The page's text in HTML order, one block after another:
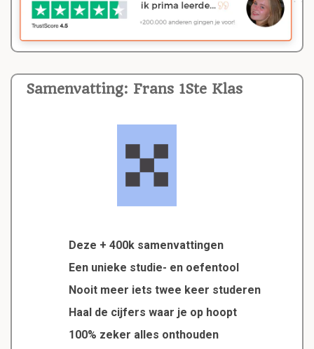
Samenvatting: Frans 1Ste Klas
Deze + 400k samenvattingen
Een unieke studie- en oefentool
Nooit meer iets twee keer studeren
Haal de cijfers waar je op hoopt
100% zeker alles onthouden